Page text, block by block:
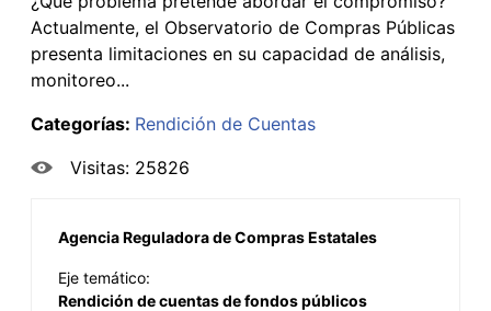
Actualmente, el Observatorio de Compras Públicas
presenta limitaciones en su capacidad de análisis,
monitoreo...
Categorías: Rendición de Cuentas
Visitas: 25826
Agencia Reguladora de Compras Estatales
Eje temático:
Rendición de cuentas de fondos públicos